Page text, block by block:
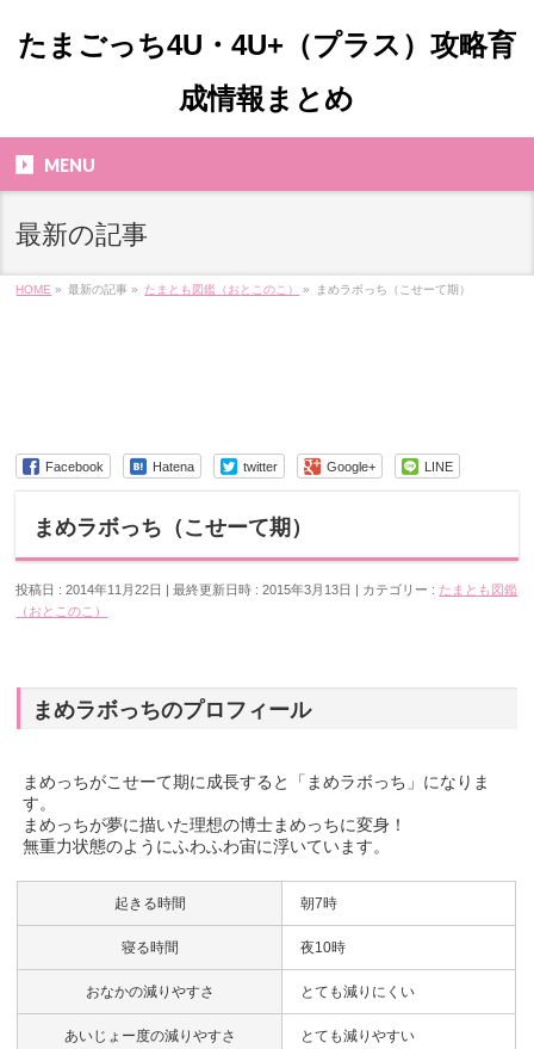
たまごっち4U・4U+（プラス）攻略育
成情報まとめ
MENU
最新の記事
HOME » 最新の記事 » たまとも図鑑（おとこのこ） » まめラボっち（こせーて期）
Facebook Hatena twitter Google+ LINE
まめラボっち（こせーて期）
投稿日 : 2014年11月22日 最終更新日時 : 2015年3月13日 カテゴリー : たまとも図鑑
（おとこのこ）
まめラボっちのプロフィール
まめっちがこせーて期に成長すると「まめラボっち」になりま
す。
まめっちが夢に描いた理想の博士まめっちに変身！
無重力状態のようにふわふわ宙に浮いています。
起きる時間 朝7時
寝る時間 夜10時
おなかの減りやすさ とても減りにくい
あいじょー度の減りやすさ とても減りやすい